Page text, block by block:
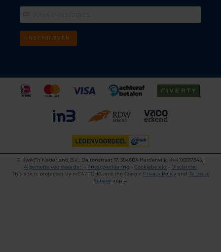
INSCHRIJVEN
©
KwikFit Nederland B.V., Daltonstraat 17, 3846BX Harderwijk, KvK 08017845 |
Algemene voorwaarden • Privacyverklaring • Cookiebeleid • Disclaimer
This site is protected by reCAPTCHA and the Google Privacy Policyand Terms of
Service apply.